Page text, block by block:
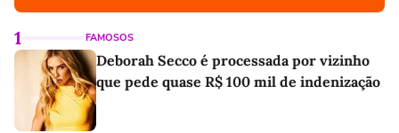
1 FAMOSOS
Deborah Secco é processada por vizinho
que pede quase R$ 100 mil de indenização